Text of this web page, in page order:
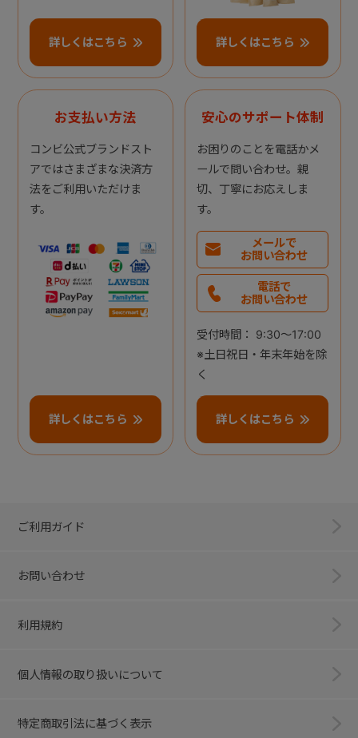
詳しくはこちら 詳しくはこちら
お支払い方法
コンビ公式ブランドスト
アではさまざまな決済方
法をご利用いただけま
す。
詳しくはこちら
安心のサポート体制
お困りのことを電話かメ
ールで問い合わせ。親
切、丁寧にお応えしま
す。
メールで
お問い合わせ
電話で
お問い合わせ
受付時間： 9:30～17:00
※土日祝日・年末年始を除
く
詳しくはこちら
ご利用ガイド
お問い合わせ
利用規約
個人情報の取り扱いについて
特定商取引法に基づく表示